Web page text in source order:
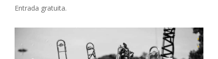
Entrada gratuita.